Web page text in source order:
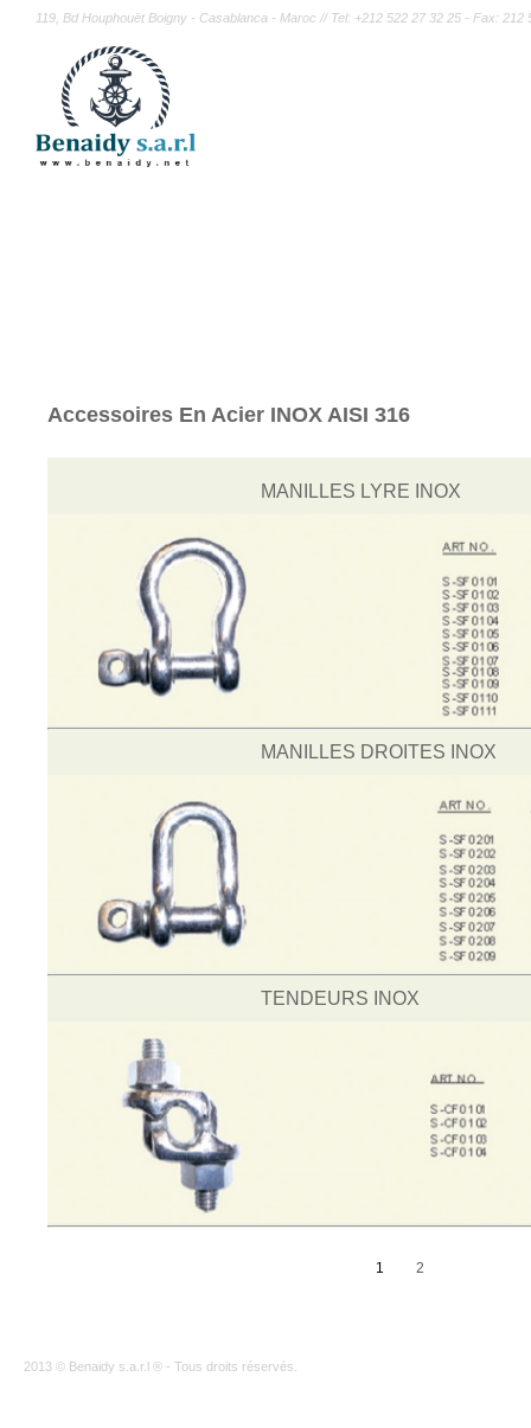
119, Bd Houphouët Boigny - Casablanca - Maroc // Tel: +212 522 27 32 25 - Fax: 212
Accessoires En Acier INOX AISI 316
MANILLES LYRE INOX
MANILLES DROITES INOX
TENDEURS INOX
1 2
2013 © Benaidy s.a.r.l ® - Tous droits réservés.